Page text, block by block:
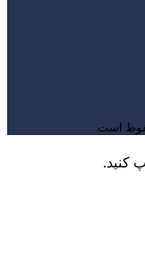
است.
کنید.